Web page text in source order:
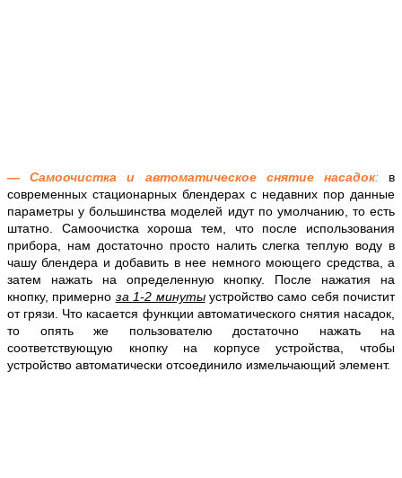
— Самоочистка и автоматическое снятие насадок:в
современных стационарных блендерах с недавних пор данные
параметры у большинства моделей идут по умолчанию, то есть
штатно. Самоочистка хороша тем, что после использования
прибора, нам достаточно просто налить слегка теплую воду в
чашу блендера и добавить в нее немного моющего средства, а
затем нажать на определенную кнопку. После нажатия на
кнопку, примерно за 1-2 минутыустройство само себя почистит
от грязи. Что касается функции автоматического снятия насадок,
то опять же пользователю достаточно нажать на
соответствующую кнопку на корпусе устройства, чтобы
устройство автоматически отсоединило измельчающий элемент.